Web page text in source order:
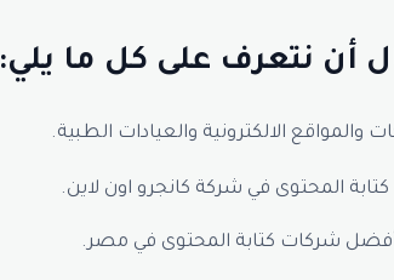
أن نتعرف على كل ما يلي:
والمواقع الالكترونية والعيادات الطبية.
المحتوى في شركة كانجرو اون لاين.
شركات كتابة المحتوى في مصر.